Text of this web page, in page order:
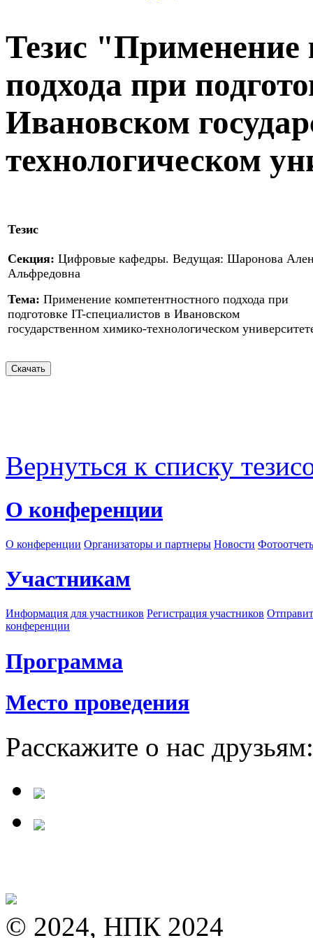
Тезис "Применение
подхода при
Ивановском
технологическом
Тезис
Секция: Цифровые кафедры. Ведущая: Шаронова
Альфредовна
Тема: Применение компетентностного подхода при
подготовке IT-специалистов в Ивановском
государственном химико-технологическом
Вернуться к списку
О конференции
О конференции Организаторы и партнеры Новости
Участникам
Информация для участников Регистрация участников
конференции
Программа
Место проведения
Расскажите о нас друзьям:
© 2024, НПК 2024